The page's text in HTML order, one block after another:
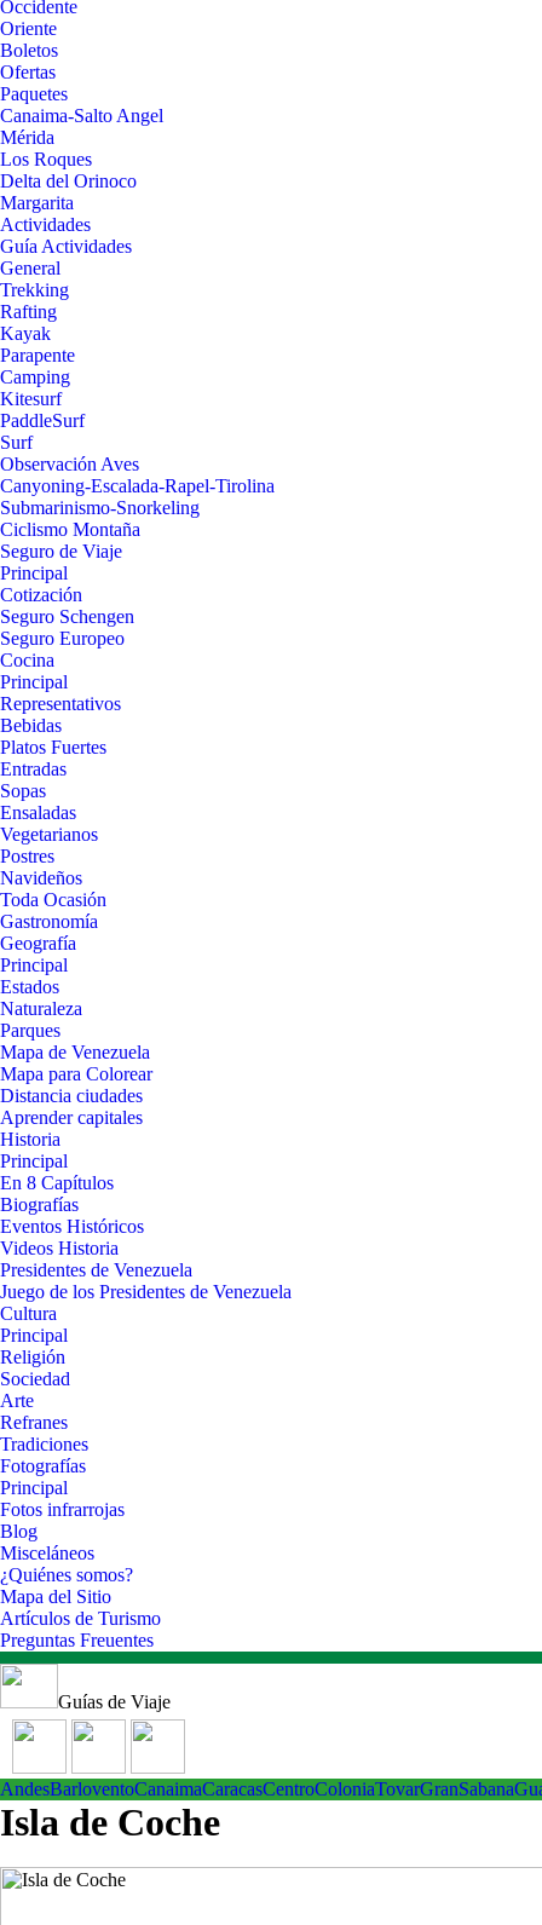
Occidente
Oriente
Boletos
Ofertas
Paquetes
Canaima-Salto Angel
Mérida
Los Roques
Delta del Orinoco
Margarita
Actividades
Guía Actividades
General
Trekking
Rafting
Kayak
Parapente
Camping
Kitesurf
PaddleSurf
Surf
Observación Aves
Canyoning-Escalada-Rapel-Tirolina
Submarinismo-Snorkeling
Ciclismo Montaña
Seguro de Viaje
Principal
Cotización
Seguro Schengen
Seguro Europeo
Cocina
Principal
Representativos
Bebidas
Platos Fuertes
Entradas
Sopas
Ensaladas
Vegetarianos
Postres
Navideños
Toda Ocasión
Gastronomía
Geografía
Principal
Estados
Naturaleza
Parques
Mapa de Venezuela
Mapa para Colorear
Distancia ciudades
Aprender capitales
Historia
Principal
En 8 Capítulos
Biografías
Eventos Históricos
Videos Historia
Presidentes de Venezuela
Juego de los Presidentes de Venezuela
Cultura
Principal
Religión
Sociedad
Arte
Refranes
Tradiciones
Fotografías
Principal
Fotos infrarrojas
Blog
Misceláneos
¿Quiénes somos?
Mapa del Sitio
Artículos de Turismo
Preguntas Freuentes
Guías de Viaje
AndesBarloventoCanaimaCaracasCentroColoniaTovarGranSabana
Isla de Coche